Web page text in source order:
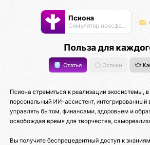
Псиона
Cимулятор ноосферы
Польза для
Статья Солики
Псиона стремиться к реализации экосистемы,
персональный ИИ-ассистент, интегрированный
управлять бытом, финансами, здоровьем и
освобождая время для творчества,
Вы получите беспрецедентный доступ к